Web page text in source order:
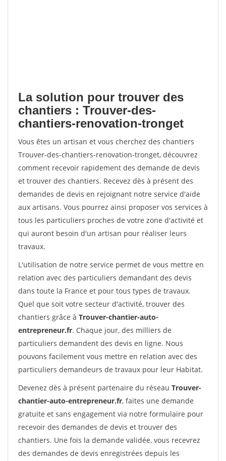
La solution pour trouver des
chantiers : Trouver-des-
chantiers-renovation-tronget
Vous êtes un artisan et vous cherchez des chantiers
Trouver-des-chantiers-renovation-tronget, découvrez
comment recevoir rapidement des demande de devis
et trouver des chantiers. Recevez dès à présent des
demandes de devis en rejoignant notre service d'aide
aux artisans. Vous pourrez ainsi proposer vos services à
tous les particuliers proches de votre zone d'activité et
qui auront besoin d'un artisan pour réaliser leurs
travaux.
L'utilisation de notre service permet de vous mettre en
relation avec des particuliers demandant des devis
dans toute la France et pour tous types de travaux.
Quel que soit votre secteur d'activité, trouver des
chantiers grâce à Trouver-chantier-auto-
entrepreneur.fr. Chaque jour, des milliers de
particuliers demandent des devis en ligne. Nous
pouvons facilement vous mettre en relation avec des
particuliers demandeurs de travaux pour leur Habitat.
Devenez dès à présent partenaire du réseau Trouver-
chantier-auto-entrepreneur.fr, faites une demande
gratuite et sans engagement via notre formulaire pour
recevoir des demandes de devis et trouver des
chantiers. Une fois la demande validée, vous recevrez
des demandes de devis enregistrées depuis les